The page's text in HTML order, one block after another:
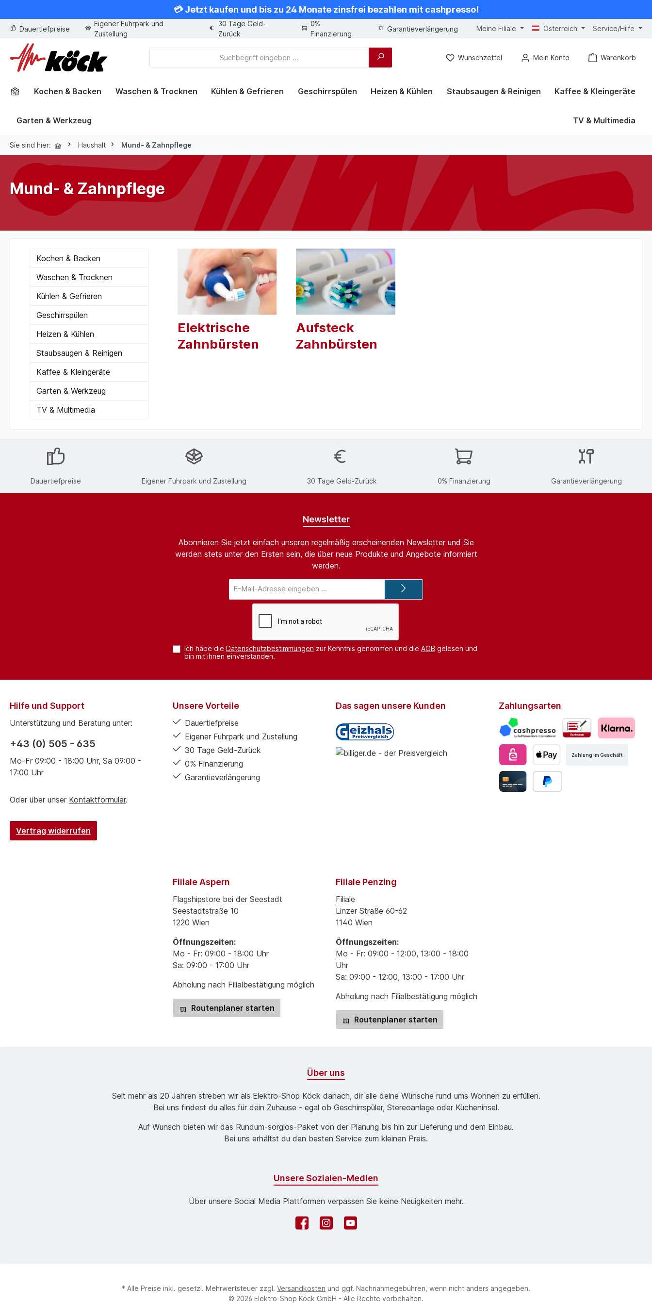
💳 Jetzt kaufen und bis zu 24 Monate zinsfrei bezahlen mit cashpresso!
Dauertiefpreise
Eigener Fuhrpark und
Zustellung
30 Tage Geld-
Zurück
0%
Finanzierung
Garantieverlängerung Meine Filiale Österreich Service/Hilfe
Wunschzettel Mein Konto Warenkorb
Kochen & Backen Waschen & Trocknen Kühlen & Gefrieren Geschirrspülen Heizen & Kühlen Staubsaugen & Reinigen Kaffee & Kleingeräte
Garten & Werkzeug TV & Multimedia
Sie sind hier: Haushalt Mund- & Zahnpflege
Mund- & Zahnpflege
Kochen & Backen
Waschen & Trocknen
Kühlen & Gefrieren
Geschirrspülen
Heizen & Kühlen
Staubsaugen & Reinigen
Kaffee & Kleingeräte
Garten & Werkzeug
TV & Multimedia
Elektrische
Zahnbürsten
Aufsteck
Zahnbürsten
Dauertiefpreise Eigener Fuhrpark und Zustellung 30 Tage Geld-Zurück 0% Finanzierung Garantieverlängerung
Newsletter
Abonnieren Sie jetzt einfach unseren regelmäßig erscheinenden Newsletter und Sie
werden stets unter den Ersten sein, die über neue Produkte und Angebote informiert
werden.
Mail-
Adresse*
Ich habe die Datenschutzbestimmungen zur Kenntnis genommen und die AGB gelesen und
bin mit ihnen einverstanden.
Hilfe und Support
Unterstützung und Beratung unter:
+43 (0) 505 - 635
Mo-Fr 09:00 - 18:00 Uhr, Sa 09:00 -
17:00 Uhr
Oder über unser Kontaktformular.
Vertrag widerrufen
Unsere Vorteile
Dauertiefpreise
Eigener Fuhrpark und Zustellung
30 Tage Geld-Zurück
0% Finanzierung
Garantieverlängerung
Das sagen unsere Kunden Zahlungsarten
Zahlung im Geschäft
Filiale Aspern
Flagshipstore bei der Seestadt
Seestadtstraße 10
1220 Wien
Öffnungszeiten:
Mo - Fr: 09:00 - 18:00 Uhr
Sa: 09:00 - 17:00 Uhr
Abholung nach Filialbestätigung möglich
Routenplaner starten
Filiale Penzing
Filiale
Linzer Straße 60-62
1140 Wien
Öffnungszeiten:
Mo - Fr: 09:00 - 12:00, 13:00 - 18:00
Uhr
Sa: 09:00 - 12:00, 13:00 - 17:00 Uhr
Abholung nach Filialbestätigung möglich
Routenplaner starten
Über uns
Seit mehr als 20 Jahren streben wir als Elektro-Shop Köck danach, dir alle deine Wünsche rund ums Wohnen zu erfüllen.
Bei uns findest du alles für dein Zuhause - egal ob Geschirrspüler, Stereoanlage oder Kücheninsel.
Auf Wunsch bieten wir das Rund­um-sorg­los-Pa­ket von der Planung bis hin zur Lieferung und dem Einbau.
Bei uns erhältst du den besten Service zum kleinen Preis.
Unsere Sozialen-Medien
Über unsere Social Media Plattformen verpassen Sie keine Neuigkeiten mehr.
FacebookInstagramYouTube
* Alle Preise inkl. gesetzl. Mehrwertsteuer zzgl. Versandkosten und ggf. Nachnahmegebühren, wenn nicht anders angegeben.
© 2026 Elektro-Shop Köck GmbH - Alle Rechte vorbehalten.